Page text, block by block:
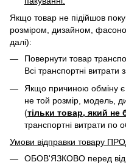
Якщо товар не підійшов
розміром, дизайном,
далі):
Повернути товар
Всі транспортні
Якщо причиною обміну
не той розмір, модель,
(тільки товар, який не
транспортні витрати по
Умови відправки товару
ОБОВ'ЯЗКОВО перед